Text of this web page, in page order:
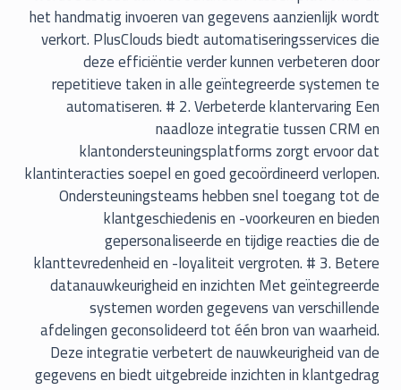
het handmatig invoeren van gegevens aanzienlijk wordt
verkort. PlusClouds biedt automatiseringsservices die
deze efficiëntie verder kunnen verbeteren door
repetitieve taken in alle geïntegreerde systemen te
automatiseren. # 2. Verbeterde klantervaring Een
naadloze integratie tussen CRM en
klantondersteuningsplatforms zorgt ervoor dat
klantinteracties soepel en goed gecoördineerd verlopen.
Ondersteuningsteams hebben snel toegang tot de
klantgeschiedenis en -voorkeuren en bieden
gepersonaliseerde en tijdige reacties die de
klanttevredenheid en -loyaliteit vergroten. # 3. Betere
datanauwkeurigheid en inzichten Met geïntegreerde
systemen worden gegevens van verschillende
afdelingen geconsolideerd tot één bron van waarheid.
Deze integratie verbetert de nauwkeurigheid van de
gegevens en biedt uitgebreide inzichten in klantgedrag